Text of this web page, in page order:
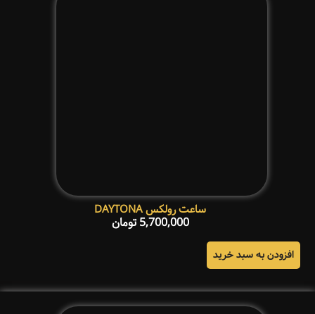
ساعت رولکس DAYTONA
5,700,000 تومان
افزودن به سبد خرید